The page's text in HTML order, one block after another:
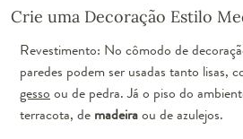
Crie uma Decoração Estilo
Revestimento: No cômodo de
paredes podem ser usadas tanto lisas,
gesso ou de pedra. Já o piso do
terracota, de madeiraou de azulejos.